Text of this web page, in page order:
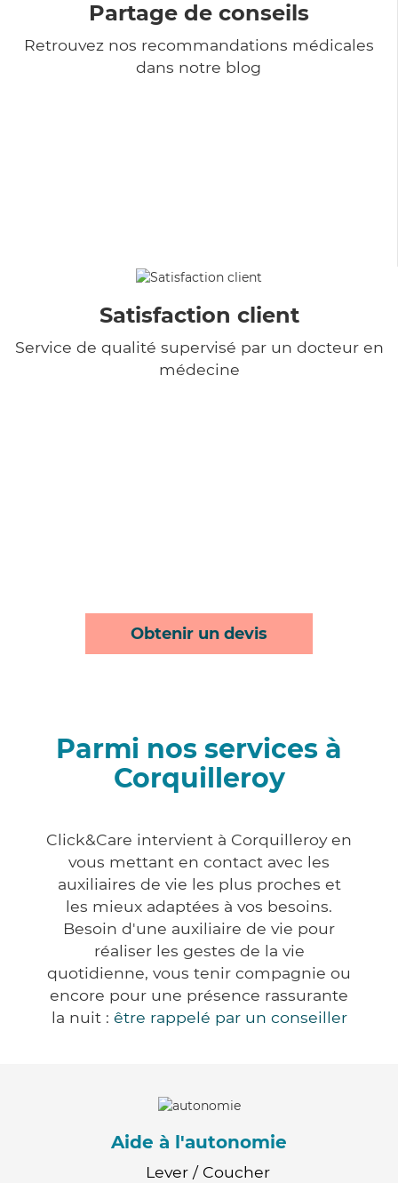
Partage de conseils
Retrouvez nos recommandations médicales
dans notre blog
Satisfaction client
Service de qualité supervisé par un docteur en
médecine
Obtenir un devis
Parmi nos services à
Corquilleroy
Click&Care intervient à Corquilleroy en
vous mettant en contact avec les
auxiliaires de vie les plus proches et
les mieux adaptées à vos besoins.
Besoin d'une auxiliaire de vie pour
réaliser les gestes de la vie
quotidienne, vous tenir compagnie ou
encore pour une présence rassurante
la nuit : être rappelé par un conseiller
Aide à l'autonomie
Lever / Coucher